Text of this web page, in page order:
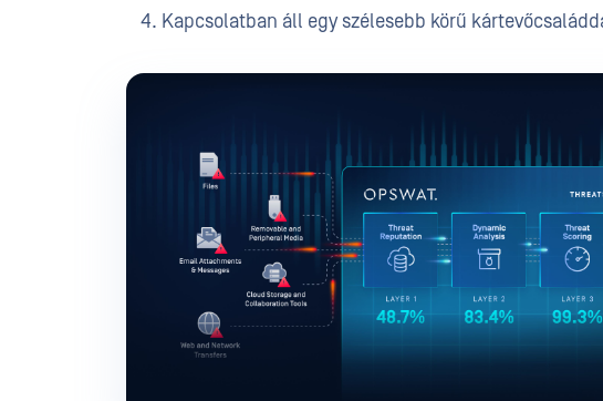
Kapcsolatban áll egy szélesebb körű